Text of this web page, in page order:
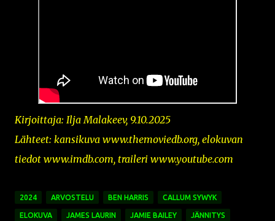
Kirjoittaja: Ilja Malakeev, 9.10.2025
Lähteet: kansikuva www.themoviedb.org, elokuvan
tiedot www.imdb.com, traileri www.youtube.com
2024 ARVOSTELU BEN HARRIS CALLUM SYWYK
ELOKUVA JAMES LAURIN JAMIE BAILEY JÄNNITYS